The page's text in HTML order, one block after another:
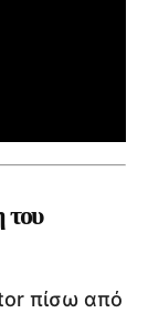
του
πίσω από